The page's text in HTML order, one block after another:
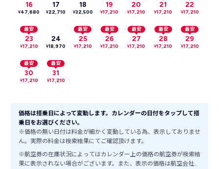
16
¥47,680
17
¥22,710
18
¥32,500
19
¥17,210
20
¥17,210
21
¥17,210
22
¥17,210
最安
23
¥17,210
24
¥18,970
最安
25
¥17,210
最安
26
¥17,210
最安
27
¥17,210
最安
28
¥17,210
最安
29
¥17,210
最安
30
¥17,210
最安
31
¥17,210
価格は搭乗日によって変動します。カレンダーの日付をタップして搭
乗日をお選びください。
※価格の無い日付は料金が細かく変動している為、表示しておりませ
ん。実際の料金は検索結果にてご確認頂けます。
※航空券の在庫状況によってはカレンダー上の価格の航空券が検索結
果に表示されない場合がございます。また、表示の価格は航空会社公